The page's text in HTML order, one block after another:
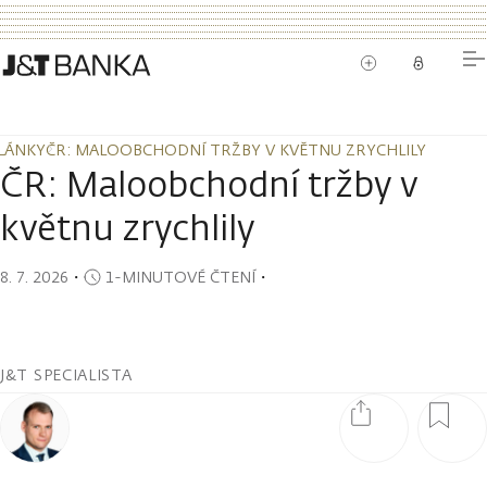
ČR: MALOOBCHODNÍ TRŽBY V KVĚTNU ZRYCHLILY
ČR: MALOOBCHODNÍ TRŽBY V KVĚTNU ZRYCHLILY
ČR: Maloobchodní tržby v
květnu zrychlily
8. 7. 2026 ・ 1-MINUTOVÉ ČTENÍ・
J&T SPECIALISTA